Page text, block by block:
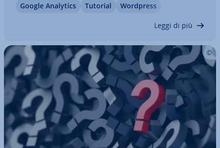
misure di marketing più adatte. Vi mostriamo
Google Analytics Tutorial Wordpress
Leggi di più